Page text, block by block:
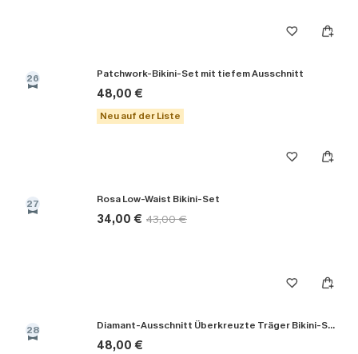
26 Patchwork-Bikini-Set mit tiefem Ausschnitt
48,00 €
Neu auf der Liste
27 Rosa Low-Waist Bikini-Set
34,00 € 43,00 €
28 Diamant-Ausschnitt Überkreuzte Träger Bikini-Set in Schwarz
48,00 €